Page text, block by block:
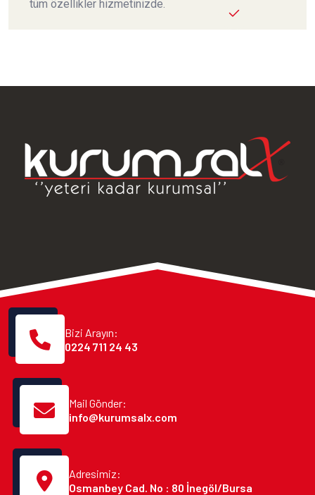
tüm özellikler hizmetinizde.
Bizi Arayın:
0224 711 24 43
Mail Gönder:
info@kurumsalx.com
Adresimiz:
Osmanbey Cad. No : 80 İnegöl/Bursa